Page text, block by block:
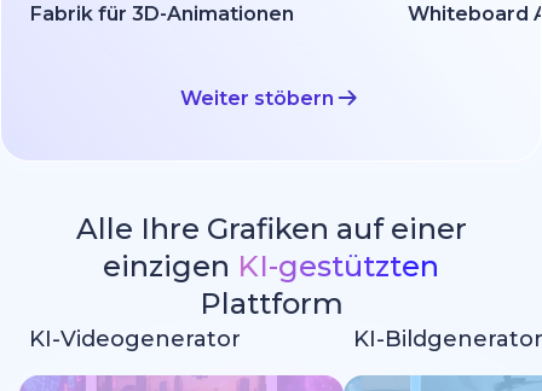
Fabrik für 3D-Animationen Whiteboard
Weiter stöbern
Alle Ihre Grafiken auf einer
einzigen KI-gestützten
Plattform
KI-Videogenerator KI-Bildgenerator